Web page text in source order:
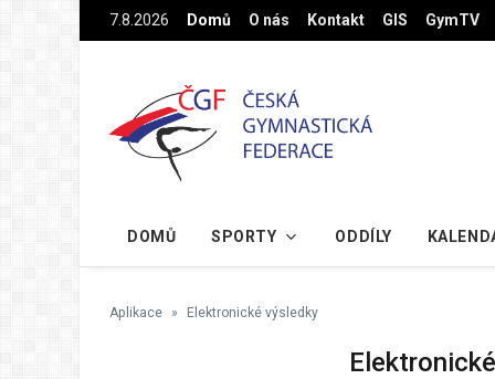
Na hlavní obsah7.8.2026 Domů O nás Kontakt GIS GymTV
DOMŮ SPORTY ODDÍLY
Aplikace Elektronické výsledky